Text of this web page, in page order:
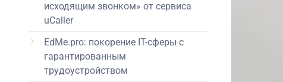
исходящим звонком» от сервиса
uCaller
EdMe.pro: покорение IT-сферы с
гарантированным
трудоустройством